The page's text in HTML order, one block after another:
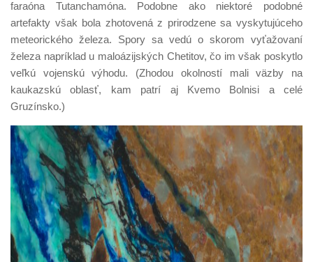
faraóna Tutanchamóna. Podobne ako niektoré podobné
artefakty však bola zhotovená z prirodzene sa vyskytujúceho
meteorického železa. Spory sa vedú o skorom vyťažovaní
železa napríklad u maloázijských Chetitov, čo im však poskytlo
veľkú vojenskú výhodu. (Zhodou okolností mali väzby na
kaukazskú oblasť, kam patrí aj Kvemo Bolnisi a celé
Gruzínsko.)